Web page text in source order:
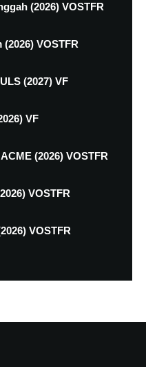
(2026) VOSTFR
VOSTFR
(2027) VF
VF
(2026) VOSTFR
VOSTFR
VOSTFR